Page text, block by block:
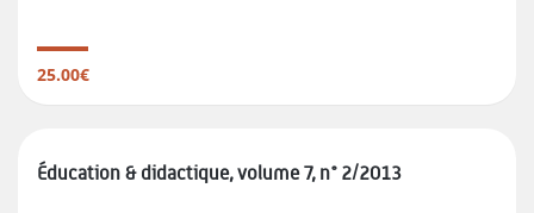
25.00€
Éducation & didactique, volume 7, n° 2/2013